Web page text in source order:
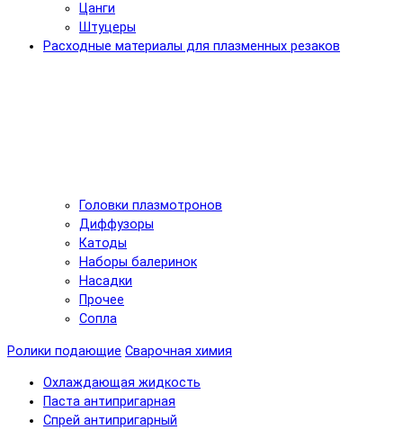
Цанги
Штуцеры
Расходные материалы для плазменных резаков
Головки плазмотронов
Диффузоры
Катоды
Наборы балеринок
Насадки
Прочее
Сопла
Ролики подающие Сварочная химия
Охлаждающая жидкость
Паста антипригарная
Спрей антипригарный